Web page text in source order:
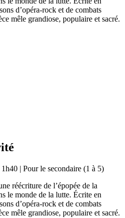
d’opéra-rock et de combats
mêle grandiose, populaire et sacré.
| Pour le secondaire (1 à 5)
réécriture de l’épopée de la
le monde de la lutte. Écrite en
d’opéra-rock et de combats
mêle grandiose, populaire et sacré.